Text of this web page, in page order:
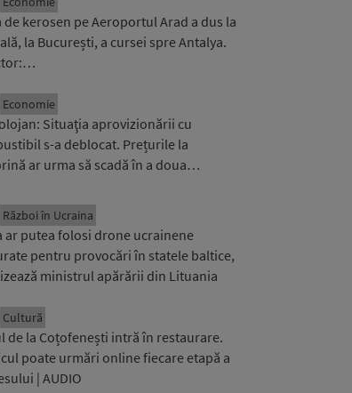
de kerosen pe Aeroportul Arad a dus la
la București, a cursei spre Antalya.
Economie
Situaţia aprovizionării cu
s-a deblocat. Prețurile la
ar urma să scadă în a doua…
Război în Ucraina
ar putea folosi drone ucrainene
pentru provocări în statele baltice,
ministrul apărării din Lituania
Cultură
de la Coțofenești intră în restaurare.
poate urmări online fiecare etapă a
| AUDIO